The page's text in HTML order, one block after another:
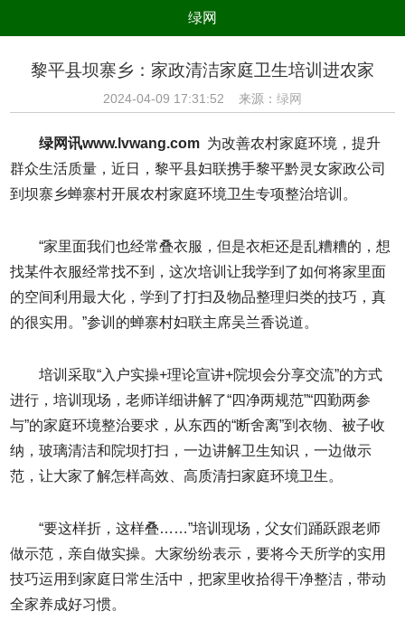
绿网
健康
时尚 家居 新技术 新能源
环境保护 节能减排 绿色产业 污染防治
黎平县坝寨乡：家政清洁家庭卫生培训进农家
2024-04-09 17:31:52 来源： 绿网
绿网讯www.lvwang.com 为改善农村家庭环境，提升
群众生活质量，近日，黎平县妇联携手黎平黔灵女家政公司
到坝寨乡蝉寨村开展农村家庭环境卫生专项整治培训。
“家里面我们也经常叠衣服，但是衣柜还是乱糟糟的，想
找某件衣服经常找不到，这次培训让我学到了如何将家里面
的空间利用最大化，学到了打扫及物品整理归类的技巧，真
的很实用。”参训的蝉寨村妇联主席吴兰香说道。
培训采取“入户实操+理论宣讲+院坝会分享交流”的方式
进行，培训现场，老师详细讲解了“四净两规范”“四勤两参
与”的家庭环境整治要求，从东西的“断舍离”到衣物、被子收
纳，玻璃清洁和院坝打扫，一边讲解卫生知识，一边做示
范，让大家了解怎样高效、高质清扫家庭环境卫生。
“要这样折，这样叠……”培训现场，父女们踊跃跟老师
做示范，亲自做实操。大家纷纷表示，要将今天所学的实用
技巧运用到家庭日常生活中，把家里收拾得干净整洁，带动
全家养成好习惯。